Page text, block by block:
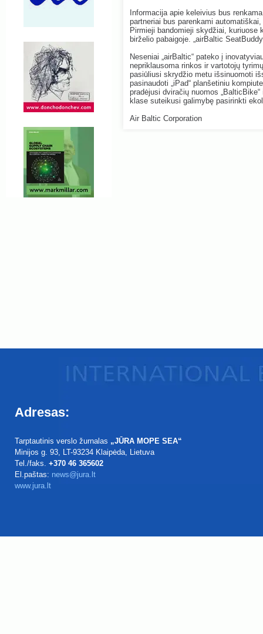
Informacija apie keleivius bus
partneriai bus parenkami
Pirmieji bandomieji skydžiai,
birželio pabaigoje. „airBaltic
Neseniai „airBaltic“ pateko į
nepriklausoma rinkos ir vartotojų
pasiūliusi skrydžio metu išsinuomoti
pasinaudoti „iPad“ planšetiniu
pradėjusi dviračių nuomos
klase suteikusi galimybę pasirinkti
Air Baltic Corporation
Adresas:
Tarptautinis verslo žurnalas „JŪRA MOPE SEA“
Minijos g. 93, LT-93234 Klaipėda, Lietuva
Tel./faks. +370 46 365602
El.paštas: news@jura.lt
www.jura.lt